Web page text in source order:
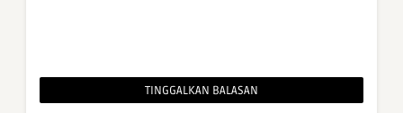
TINGGALKAN BALASAN